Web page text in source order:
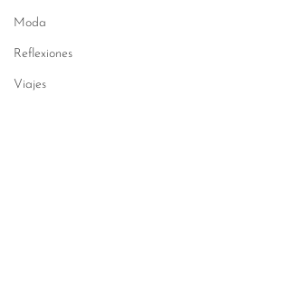
Moda
Reflexiones
Viajes